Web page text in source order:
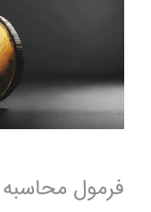
فرمول